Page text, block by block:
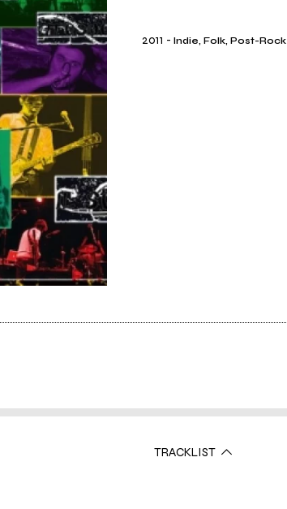
2011 -Indie, Folk, Post-Rock
TRACKLIST